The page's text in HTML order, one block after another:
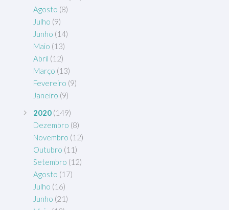
Agosto (8)
Julho (9)
Junho (14)
Maio (13)
Abril (12)
Março (13)
Fevereiro (9)
Janeiro (9)
2020 (149)
Dezembro (8)
Novembro (12)
Outubro (11)
Setembro (12)
Agosto (17)
Julho (16)
Junho (21)